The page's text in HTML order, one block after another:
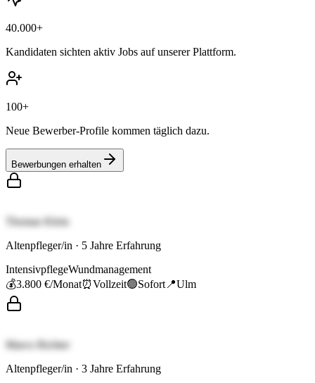
40.000+
Kandidaten sichten aktiv Jobs auf unserer Plattform.
100+
Neue Bewerber-Profile kommen täglich dazu.
Bewerbungen erhalten
Thomas Klein
Altenpfleger/in · 5 Jahre Erfahrung
IntensivpflegeWundmanagement
💰3.800 €/Monat⏰Vollzeit🟢Sofort 📍Ulm
Marco Richter
Altenpfleger/in · 3 Jahre Erfahrung